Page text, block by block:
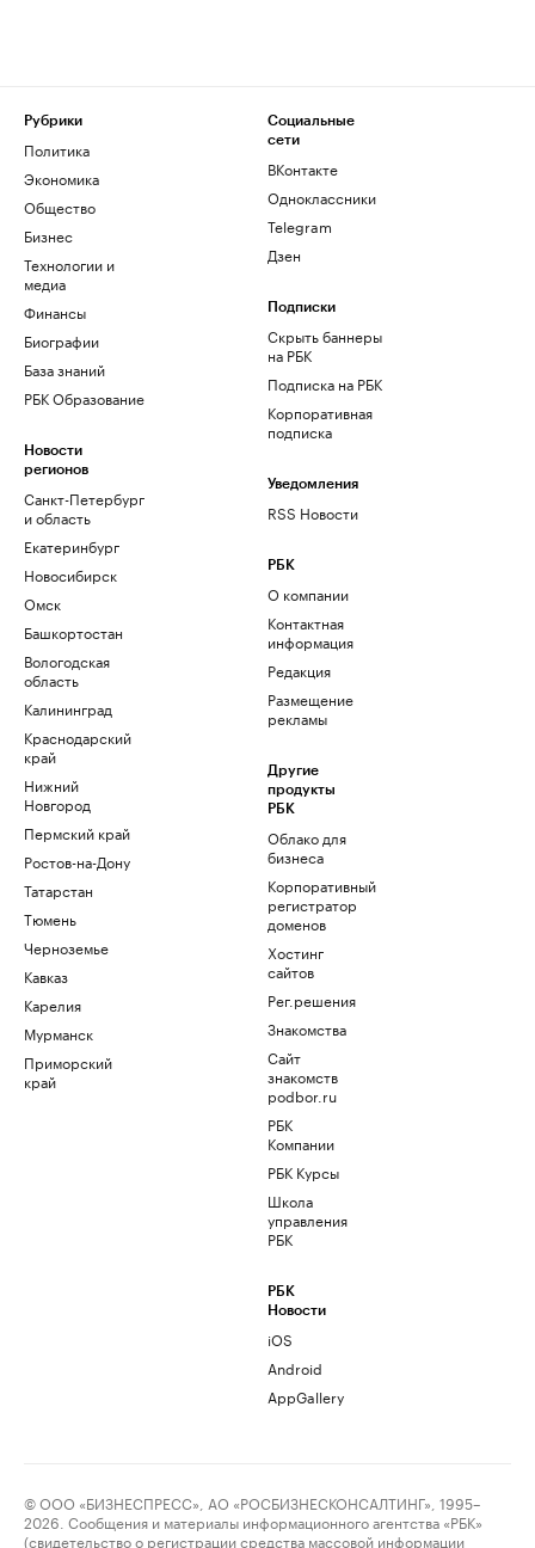
Рубрики
Политика
Экономика
Общество
Бизнес
Технологии и
медиа
Финансы
Биографии
База знаний
РБК Образование
Новости
регионов
Санкт-Петербург
и область
Екатеринбург
Новосибирск
Омск
Башкортостан
Вологодская
область
Калининград
Краснодарский
край
Нижний
Новгород
Пермский край
Ростов-на-Дону
Татарстан
Тюмень
Черноземье
Кавказ
Карелия
Мурманск
Приморский
край
Социальные
сети
ВКонтакте
Одноклассники
Telegram
Дзен
Подписки
Скрыть баннеры
на РБК
Подписка на РБК
Корпоративная
подписка
Уведомления
RSS Новости
РБК
О компании
Контактная
информация
Редакция
Размещение
рекламы
Другие
продукты
РБК
Облако для
бизнеса
Корпоративный
регистратор
доменов
Хостинг
сайтов
Рег.решения
Знакомства
Сайт
знакомств
podbor.ru
РБК
Компании
РБК Курсы
Школа
управления
РБК
РБК
Новости
iOS
Android
AppGallery
© ООО «БИЗНЕСПРЕСС», АО «РОСБИЗНЕСКОНСАЛТИНГ», 1995–
2026. Сообщения и материалы информационного агентства «РБК»
(свидетельство о регистрации средства массовой информации